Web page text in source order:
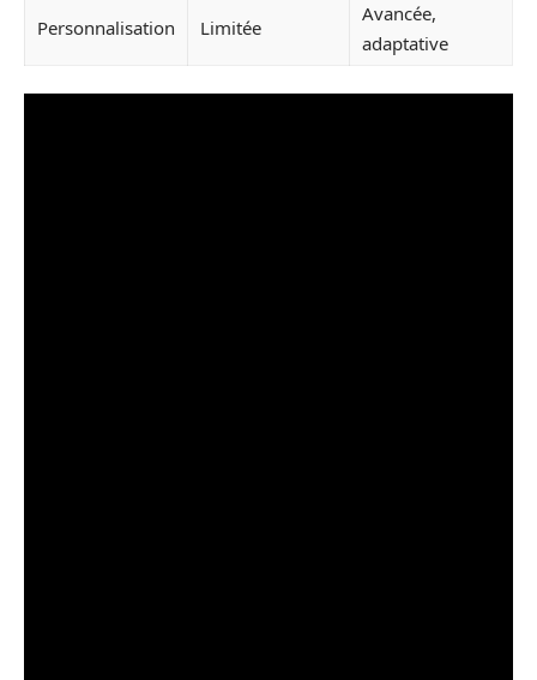
Personnalisation Limitée
Avancée,
adaptative